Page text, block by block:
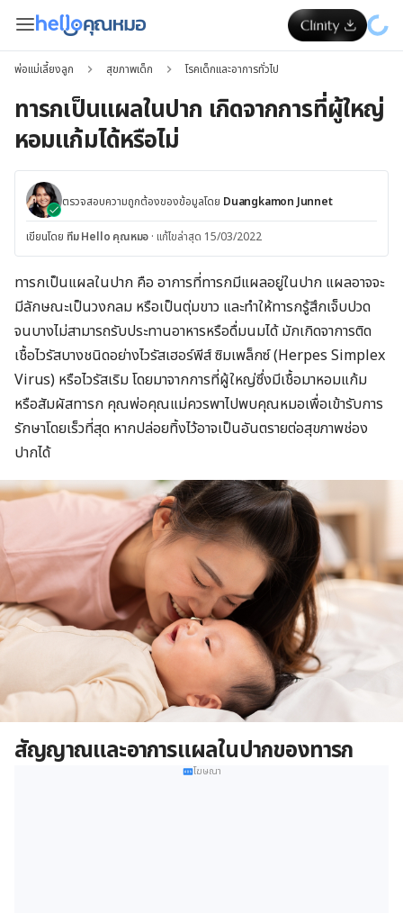
พ่อแม่เลี้ยงลูก สุขภาพเด็ก โรคเด็กและอาการทั่วไป
ทารกเป็นแผลในปาก เกิดจากการที่ผู้ใหญ่
หอมแก้มได้หรือไม่
ตรวจสอบความถูกต้องของข้อมูลโดย Duangkamon Junnet
เขียนโดย ทีม Hello คุณหมอ · แก้ไขล่าสุด 15/03/2022
ทารกเป็นแผลในปาก คือ อาการที่ทารกมีแผลอยู่ในปาก แผลอาจจะ
มีลักษณะเป็นวงกลม หรือเป็นตุ่มขาว และทำให้ทารกรู้สึกเจ็บปวด
จนบางไม่สามารถรับประทานอาหารหรือดื่มนมได้ มักเกิดจาการติด
เชื้อไวรัสบางชนิดอย่างไวรัสเฮอร์พีส์ ซิมเพล็กซ์ (Herpes Simplex
Virus) หรือไวรัสเริม โดยมาจากการที่ผู้ใหญ่ซึ่งมีเชื้อมาหอมแก้ม
หรือสัมผัสทารก คุณพ่อคุณแม่ควรพาไปพบคุณหมอเพื่อเข้ารับการ
รักษาโดยเร็วที่สุด หากปล่อยทิ้งไว้อาจเป็นอันตรายต่อสุขภาพช่อง
ปากได้
สัญญาณและอาการแผลในปากของทารก
โฆษณา